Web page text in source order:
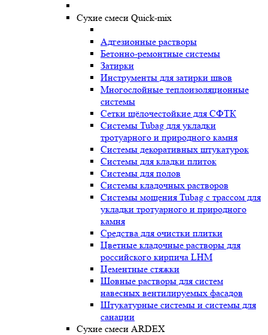
Сухие смеси Quick-mix
Адгезионные растворы
Бетонно-ремонтные системы
Затирки
Инструменты для затирки швов
Многослойные теплоизоляционные
системы
Сетки щёлочестойкие для СФТК
Системы Tubag для укладки
тротуарного и природного камня
Системы декоративных штукатурок
Системы для кладки плиток
Системы для полов
Системы кладочных растворов
Системы мощения Tubag с трассом для
укладки тротуарного и природного
камня
Средства для очистки плитки
Цветные кладочные растворы для
российского кирпича LHM
Цементные стяжки
Шовные растворы для систем
навесных вентилируемых фасадов
Штукатурные системы и системы для
санации
Сухие смеси ARDEX